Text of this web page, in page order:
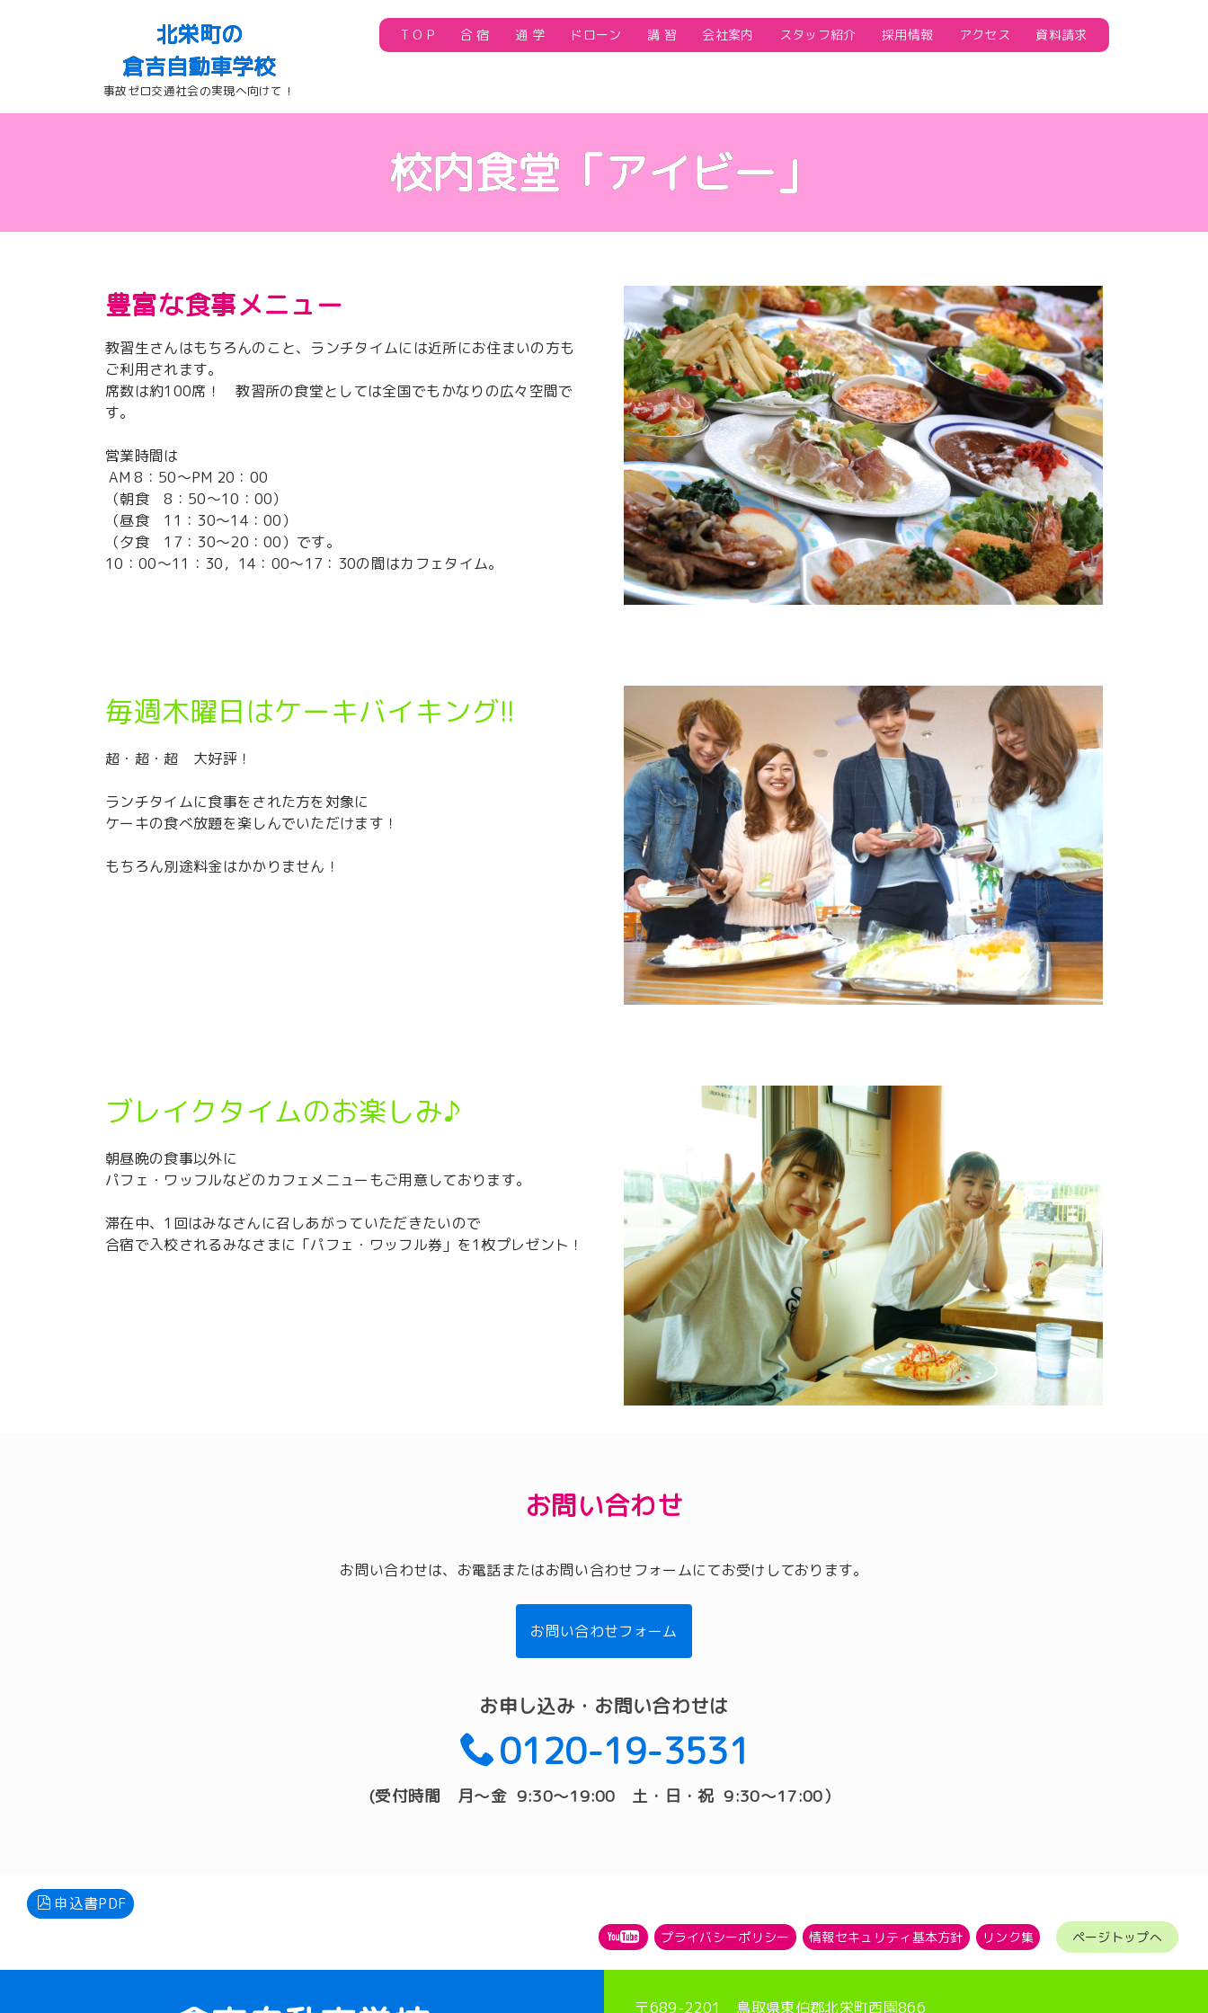
北栄町の
倉吉自動車学校
事故ゼロ交通社会の実現へ向けて！
T O P 合 宿 通 学 ドローン 講 習 会社案内 スタッフ紹介 採用情報 アクセス 資料請求
校内食堂「アイビー」
豊富な食事メニュー
教習生さんはもちろんのこと、ランチタイムには近所にお住まいの方も
ご利用されます。
席数は約100席！ 教習所の食堂としては全国でもかなりの広々空間で
す。
営業時間は
AM 8：50～PM 20：00
（朝食 8：50～10：00）
（昼食 11：30～14：00）
（夕食 17：30～20：00）です。
10：00～11：30，14：00～17：30の間はカフェタイム。
毎週木曜日はケーキバイキング!!
超・超・超 大好評！
ランチタイムに食事をされた方を対象に
ケーキの食べ放題を楽しんでいただけます！
もちろん別途料金はかかりません！
ブレイクタイムのお楽しみ♪
朝昼晩の食事以外に
パフェ・ワッフルなどのカフェメニューもご用意しております。
滞在中、1回はみなさんに召しあがっていただきたいので
合宿で入校されるみなさまに「パフェ・ワッフル券」を1枚プレゼント！
お問い合わせ
お問い合わせは、お電話またはお問い合わせフォームにてお受けしております。
お問い合わせフォーム
お申し込み・お問い合わせは
0120-19-3531
(受付時間 月〜金 9:30〜19:00 土・日・祝 9:30〜17:00）
申込書PDF
プライバシーポリシー 情報セキュリティ基本方針 リンク集 ページトップへ
〒689-2201 鳥取県東伯郡北栄町西園866